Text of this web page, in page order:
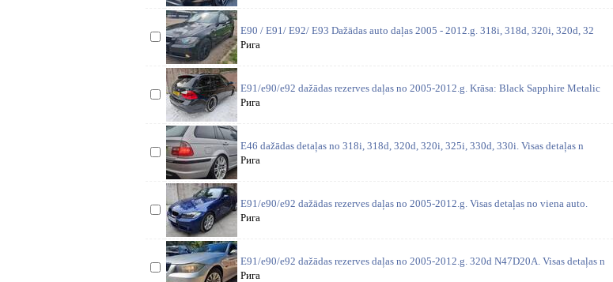
E90 / E91/ E92/ E93 Dažādas auto daļas 2005 - 2012.g. 318i, 318d, 320i, 320d, 32
Рига
E91/e90/e92 dažādas rezerves daļas no 2005-2012.g. Krāsa: Black Sapphire Metalic
Рига
E46 dažādas detaļas no 318i, 318d, 320d, 320i, 325i, 330d, 330i. Visas detaļas n
Рига
E91/e90/e92 dažādas rezerves daļas no 2005-2012.g. Visas detaļas no viena auto.
Рига
E91/e90/e92 dažādas rezerves daļas no 2005-2012.g. 320d N47D20A. Visas detaļas n
Рига